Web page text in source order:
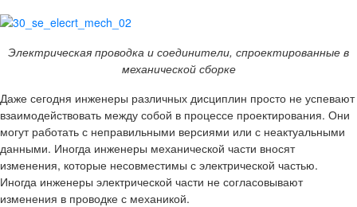
Электрическая проводка и соединители, спроектированные в
механической сборке
Даже сегодня инженеры различных дисциплин просто не успевают
взаимодействовать между собой в процессе проектирования. Они
могут работать с неправильными версиями или с неактуальными
данными. Иногда инженеры механической части вносят
изменения, которые несовместимы с электрической частью.
Иногда инженеры электрической части не согласовывают
изменения в проводке с механикой.